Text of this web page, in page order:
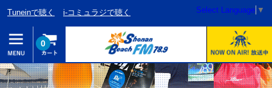
Tuneinで聴く i-コミュラジで聴く Select Language ▼
0